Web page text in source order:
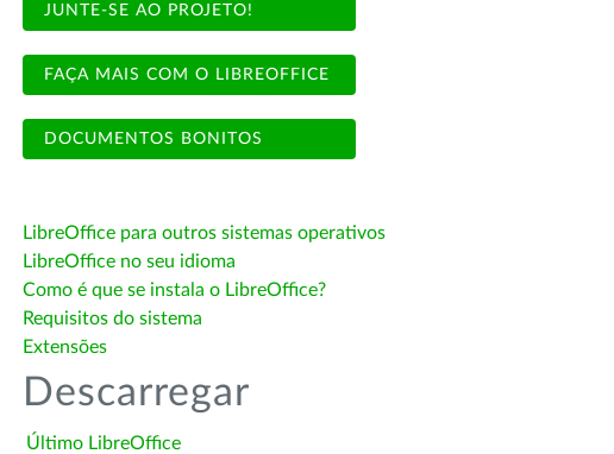
JUNTE-SE AO PROJETO!
FAÇA MAIS COM O LIBREOFFICE
DOCUMENTOS BONITOS
LibreOffice para outros sistemas operativos
LibreOffice no seu idioma
Como é que se instala o LibreOffice?
Requisitos do sistema
Extensões
Descarregar
Último LibreOffice